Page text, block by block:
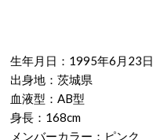
生年月日：1995年6月23日
出身地：茨城県
血液型：AB型
身長：168cm
メンバーカラー：ピンク